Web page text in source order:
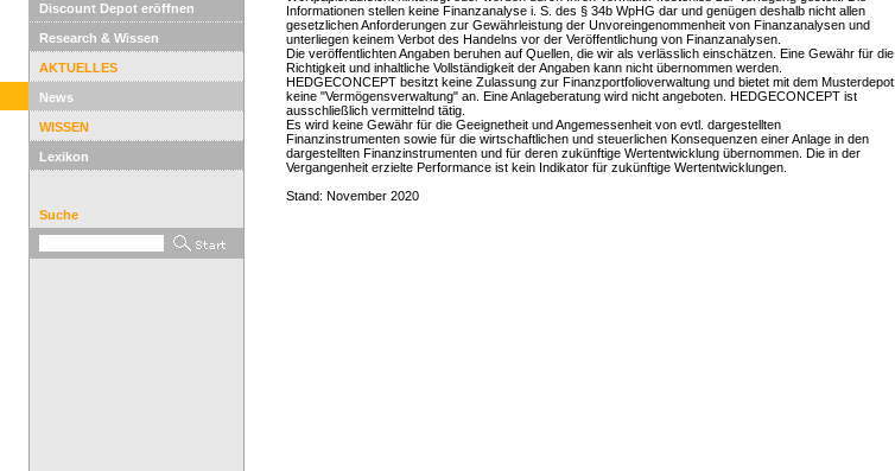
Discount Depot eröffnen
Research & Wissen
AKTUELLES
News
WISSEN
Lexikon
Suche
Informationen stellen keine Finanzanalyse i. S. des § 34b WpHG dar und genügen deshalb nicht allen
gesetzlichen Anforderungen zur Gewährleistung der Unvoreingenommenheit von Finanzanalysen und
unterliegen keinem Verbot des Handelns vor der Veröffentlichung von Finanzanalysen.
Die veröffentlichten Angaben beruhen auf Quellen, die wir als verlässlich einschätzen. Eine Gewähr für die
Richtigkeit und inhaltliche Vollständigkeit der Angaben kann nicht übernommen werden.
HEDGECONCEPT besitzt keine Zulassung zur Finanzportfolioverwaltung und bietet mit dem Musterdepot
keine "Vermögensverwaltung" an. Eine Anlageberatung wird nicht angeboten. HEDGECONCEPT ist
ausschließlich vermittelnd tätig.
Es wird keine Gewähr für die Geeignetheit und Angemessenheit von evtl. dargestellten
Finanzinstrumenten sowie für die wirtschaftlichen und steuerlichen Konsequenzen einer Anlage in den
dargestellten Finanzinstrumenten und für deren zukünftige Wertentwicklung übernommen. Die in der
Vergangenheit erzielte Performance ist kein Indikator für zukünftige Wertentwicklungen.
Stand: November 2020